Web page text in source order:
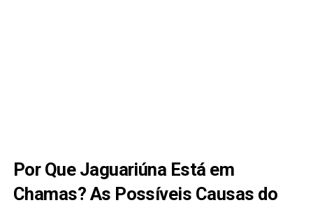
Por Que Jaguariúna Está em
Chamas? As Possíveis Causas do